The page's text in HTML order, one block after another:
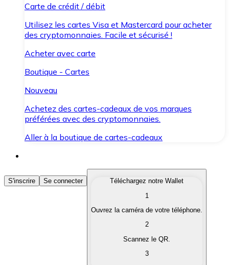
Carte de crédit / débit
Utilisez les cartes Visa et Mastercard pour acheter
des cryptomonnaies. Facile et sécurisé !
Acheter avec carte
Boutique - Cartes
Nouveau
Achetez des cartes-cadeaux de vos marques
préférées avec des cryptomonnaies.
Aller à la boutique de cartes-cadeaux
Acheter des Cryptomonnaies
Achetez les cryptomonnaies qui vous intéressent
Convertissez vos cryptomonnaies en monnaie
S'inscrire Se connecter
Téléchargez notre Wallet
1
Ouvrez la caméra de votre téléphone.
2
Scannez le QR.
3